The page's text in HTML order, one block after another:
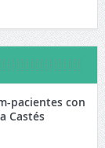
pacientes con
Castés